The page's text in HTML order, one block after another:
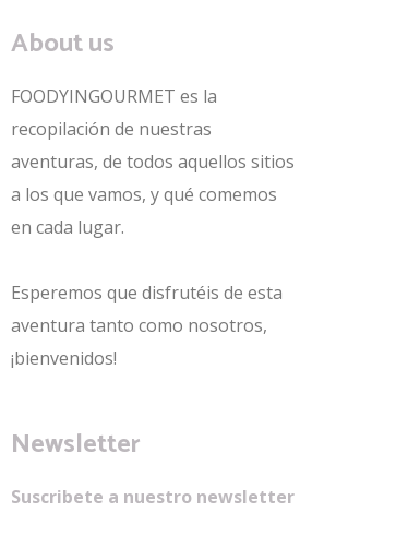
About us
FOODYINGOURMET es la
recopilación de nuestras
aventuras, de todos aquellos sitios
a los que vamos, y qué comemos
en cada lugar.
Esperemos que disfrutéis de esta
aventura tanto como nosotros,
¡bienvenidos!
Newsletter
Suscribete a nuestro newsletter